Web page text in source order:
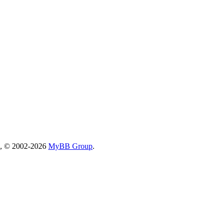
, © 2002-2026 MyBB Group.